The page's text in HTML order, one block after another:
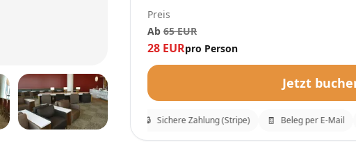
Preis
Ab 65 EUR
28 EURpro Person
Jetzt
⚡ Sofortige Bestätigung Sichere Zahlung (Stripe) Beleg per E-Mail